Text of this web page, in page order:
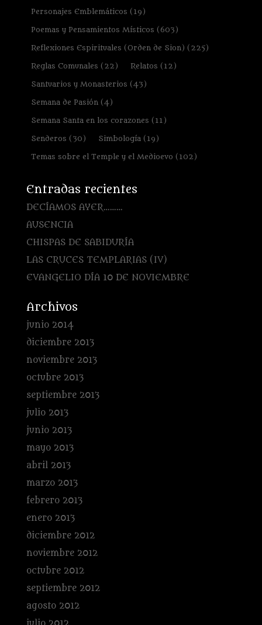
Personajes Emblemáticos (19)
Poemas y Pensamientos Místicos (603)
Reflexiones Espirituales (Orden de Sion) (225)
Reglas Comunales (22) Relatos (12)
Santuarios y Monasterios (43)
Semana de Pasión(4)
Semana Santa en los corazones (11)
Senderos (30) Simbología(19)
Temas sobre el Temple y el Medioevo (102)
Entradas recientes
DECÍAMOS AYER………
AUSENCIA
CHISPAS DE SABIDURÍA
LAS CRUCES TEMPLARIAS (IV)
EVANGELIO DÍA 10 DE NOVIEMBRE
Archivos
junio 2014
diciembre 2013
noviembre 2013
octubre 2013
septiembre 2013
julio 2013
junio 2013
mayo 2013
abril 2013
marzo 2013
febrero 2013
enero 2013
diciembre 2012
noviembre 2012
octubre 2012
septiembre 2012
agosto 2012